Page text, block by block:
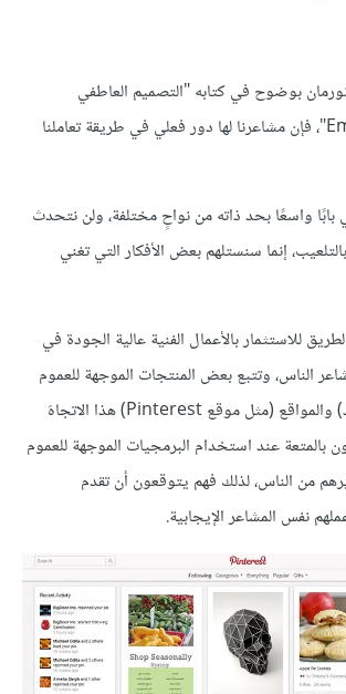
بوضوح في كتابه "التصميم العاطفي
Emotional Design"، فإن مشاعرنا لها دور فعلي في طريقة تعاملنا
بابًا واسعًا بحد ذاته من نواحٍ مختلفة، ولن نتحدث
إنما سنستلهم بعض الأفكار التي تغني
للاستثمار بالأعمال الفنية عالية الجودة في
الناس، وتتبع بعض المنتجات الموجهة للعموم
(مثل الأيفون والأيباد) والمواقع (مثل موقع Pinterest) هذا الاتجاهَ
بالمتعة عند استخدام البرمجيات الموجهة للعموم
من الناس، لذلك فهم يتوقعون أن تقدم
نفس المشاعر الإيجابية.